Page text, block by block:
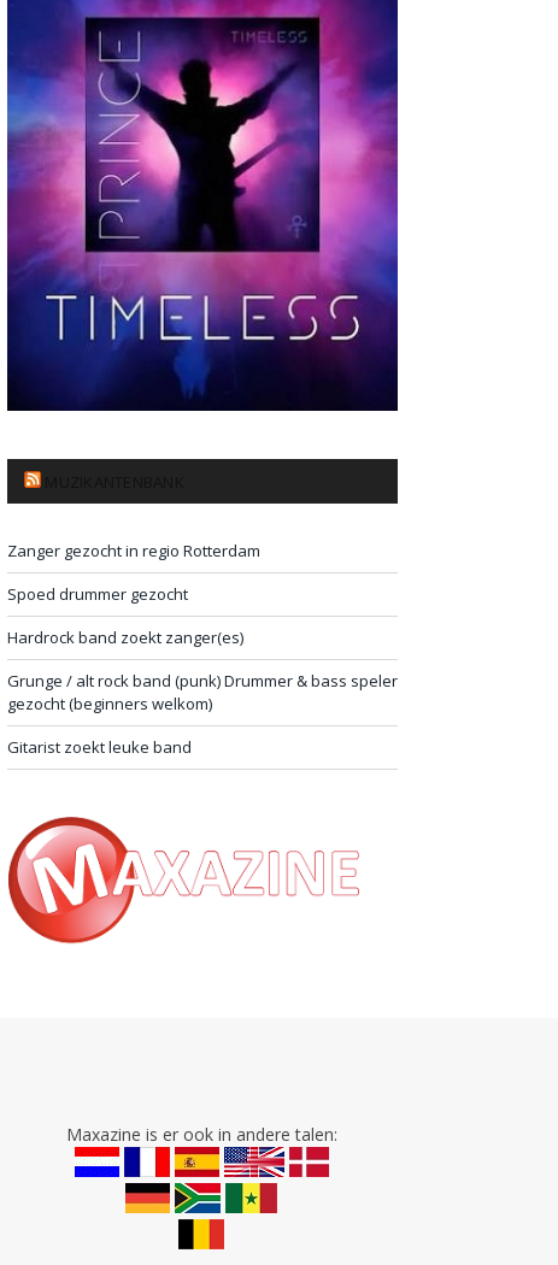
Zanger gezocht in regio Rotterdam
Spoed drummer gezocht
Hardrock band zoekt zanger(es)
Grunge / alt rock band (punk) Drummer & bass speler
gezocht (beginners welkom)
Gitarist zoekt leuke band
Maxazine is er ook in andere talen: